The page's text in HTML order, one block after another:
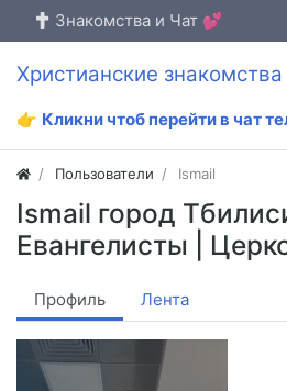
Знакомства и Чат 💕
Христианские знакомства
👉 Кликни чтоб перейти в чат
Пользователи Ismail
Ismail город
Евангелисты |
Профиль Лента